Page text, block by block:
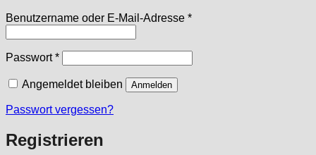
Benutzername oder E-Mail-Adresse *Erforderlich
Passwort*Erforderlich
Angemeldet bleiben Anmelden
Passwort vergessen?
Registrieren